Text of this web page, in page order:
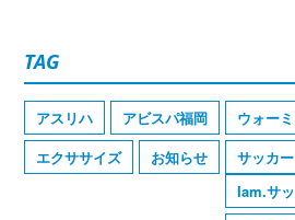
TAG
アスリハ アビスパ福岡
ウォー
エクササイズ
お知らせ
サッカー
Iam.サ